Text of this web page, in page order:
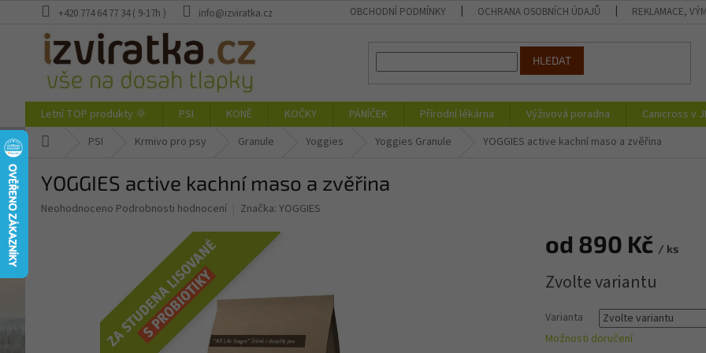
+420 774 64 77 34 ( 9-17h ) info@izviratka.cz OBCHODNÍ PODMÍNKY OCHRANA OSOBNÍCH ÚDAJŮ REKLAMACE,
HLEDAT
Letní TOP produkty 🌞 PSI KONĚ KOČKY PÁNÍČEK Přírodní lékárna Výživová poradna Canicross v
PSI Krmivo pro psy Granule Yoggies Yoggies Granule YOGGIES active kachní maso a zvěřina
YOGGIES active kachní maso a zvěřina
Průměrné
Neohodnoceno Podrobnosti hodnocení Značka: YOGGIES
od 890 Kč / ks
cena:
Zvolte variantu
Varianta
Možnosti doručení